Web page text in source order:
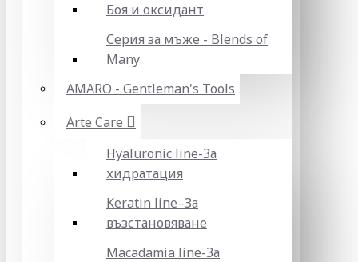
Боя и оксидант
Серия за мъже - Blends of
Many
AMARO - Gentleman's Tools
Arte Care
Hyaluronic line-За
хидратация
Keratin line–За
възстановяване
Macadamia line-За